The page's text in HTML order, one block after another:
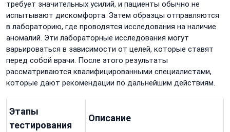
требует значительных усилий, и пациенты обычно не
испытывают дискомфорта. Затем образцы отправляются
в лабораторию, где проводятся исследования на наличие
аномалий. Эти лабораторные исследования могут
варьироваться в зависимости от целей, которые ставят
перед собой врачи. После этого результаты
рассматриваются квалифицированными специалистами,
которые дают рекомендации по дальнейшим действиям.
Этапы
тестирования
Описание